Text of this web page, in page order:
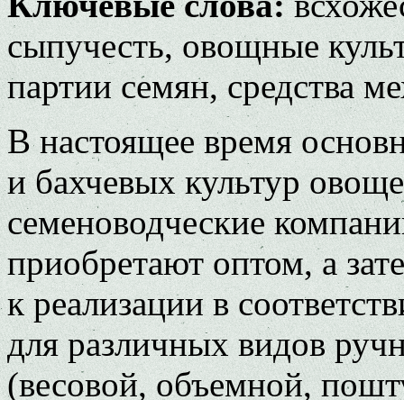
сыпучесть, овощные
партии семян, средства
В настоящее время
и бахчевых культур
семеноводческие
приобретают оптом, а
к реализации в
для различных видов
(весовой, объемной,